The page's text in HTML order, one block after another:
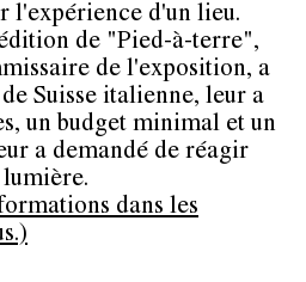
l'expérience d'un lieu.
de "Pied-à-terre",
de l'exposition, a
Suisse italienne, leur a
un budget minimal et un
a demandé de réagir
dans les